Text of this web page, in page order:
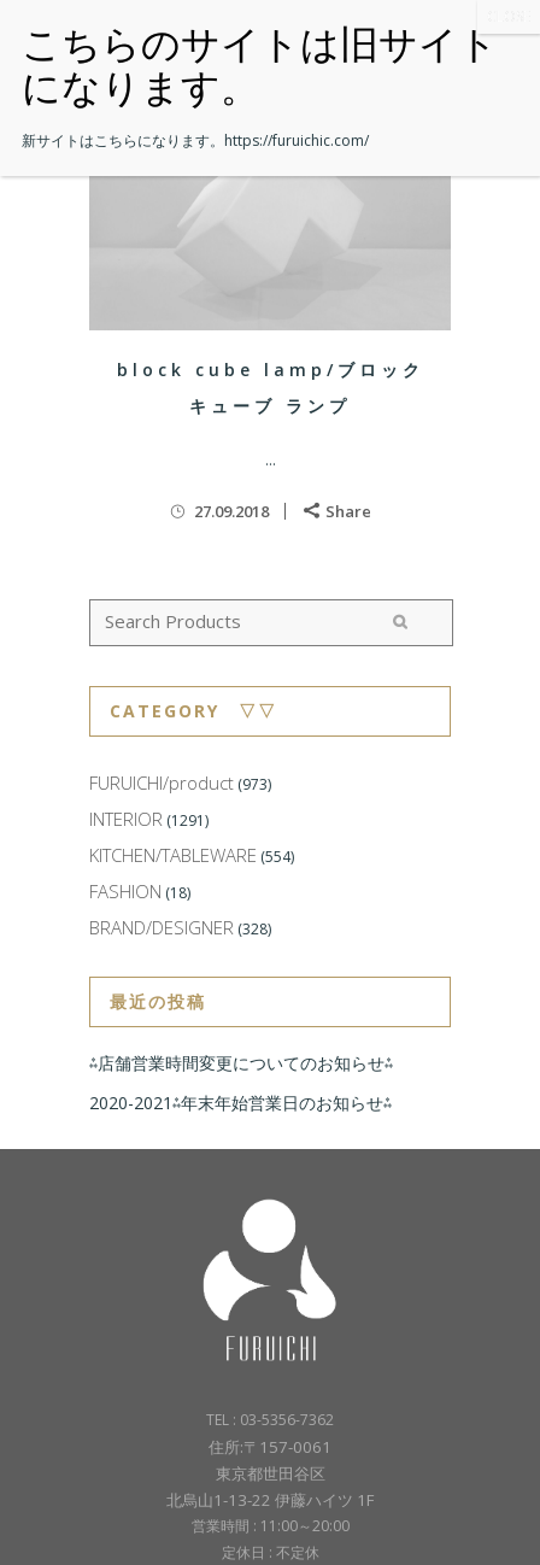
block cube lamp/ブロック
キューブ ランプ
...
27.09.2018 Share
CATEGORY ▽▽
FURUICHI/product (973)
INTERIOR (1291)
KITCHEN/TABLEWARE (554)
FASHION (18)
BRAND/DESIGNER (328)
最近の投稿
⁂店舗営業時間変更についてのお知らせ⁂
2020-2021⁂年末年始営業日のお知らせ⁂
TEL : 03-5356-7362
住所:〒157-0061
東京都世田谷区
北烏山1-13-22 伊藤ハイツ 1F
営業時間 : 11:00～20:00
定休日 : 不定休
新サイトはこちらになります。 https://furuichic.com/